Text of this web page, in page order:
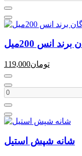
انس 200میل
119,000تومان
شانه شپش استیل